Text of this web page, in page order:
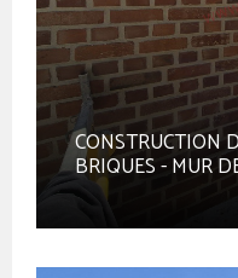
CONSTRUCTION
BRIQUES - MUR